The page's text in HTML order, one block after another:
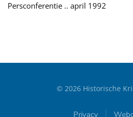
Persconferentie .. april 1992
© 2026Historische
Privacy